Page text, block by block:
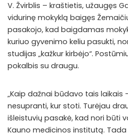
V. Žvirblis – kraštietis, užaugęs
vidurinę mokyklą baigęs
pasakojo, kad baigdamas
kuriuo gyvenimo keliu pasukti,
studijas „kažkur kirbėjo“.
pokalbis su draugu.
„Kaip dažnai būdavo tais laikais
nesupranti, kur stoti. Turėjau
išleistuvių pasakė, kad nori būti
Kauno medicinos institutą.